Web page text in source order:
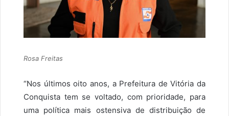
Rosa Freitas
“Nos últimos oito anos, a Prefeitura de Vitória da
Conquista tem se voltado, com prioridade, para
uma política mais ostensiva de distribuição de